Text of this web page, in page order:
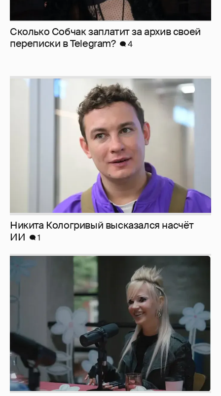
Сколько Собчак заплатит за архив своей
перeписки в Telegram?
4
Никита Кологривый высказался насчёт
ИИ
1